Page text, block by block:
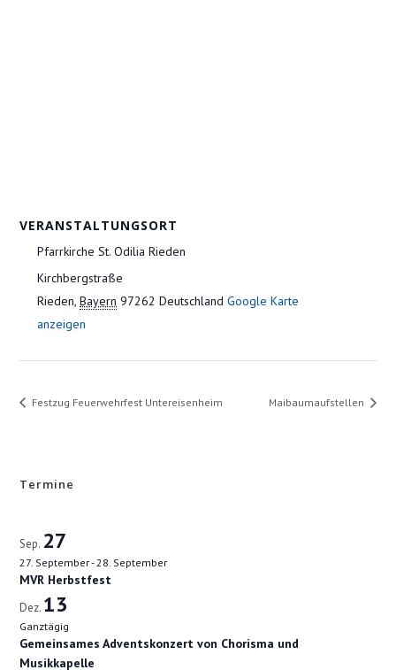
VERANSTALTUNGSORT
Pfarrkirche St. Odilia Rieden
Kirchbergstraße
Rieden, Bayern 97262 Deutschland Google Karte
anzeigen
Festzug Feuerwehrfest Untereisenheim Maibaumaufstellen
Termine
Sep. 27
27. September-28. September
MVR Herbstfest
Dez. 13
Ganztägig
Gemeinsames Adventskonzert von Chorisma und
Musikkapelle